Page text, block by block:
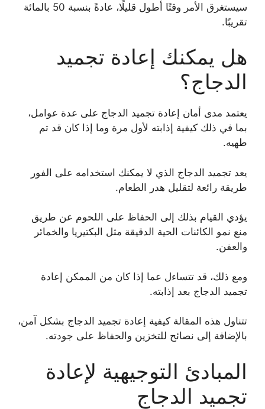
سيستغرق الأمر وقتًا أطول قليلًا، عادةً بنسبة 50 بالمائة
تقريبًا.
هل يمكنك إعادة تجميد
الدجاج؟
يعتمد مدى أمان إعادة تجميد الدجاج على عدة عوامل،
بما في ذلك كيفية إذابته لأول مرة وما إذا كان قد تم
طهيه.
يعد تجميد الدجاج الذي لا يمكنك استخدامه على الفور
طريقة رائعة لتقليل هدر الطعام.
يؤدي القيام بذلك إلى الحفاظ على اللحوم عن طريق
منع نمو الكائنات الحية الدقيقة مثل البكتيريا والخمائر
والعفن.
ومع ذلك، قد تتساءل عما إذا كان من الممكن إعادة
تجميد الدجاج بعد إذابته.
تتناول هذه المقالة كيفية إعادة تجميد الدجاج بشكل آمن،
بالإضافة إلى نصائح للتخزين والحفاظ على جودته.
المبادئ التوجيهية لإعادة
تجميد الدجاج